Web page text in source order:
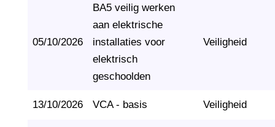
05/10/2026
BA5 veilig werken
aan elektrische
installaties voor
elektrisch
geschoolden
Veiligheid
13/10/2026 VCA - basis Veiligheid